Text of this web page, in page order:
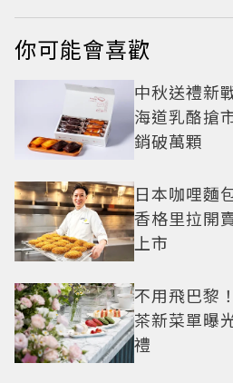
你可能會喜歡
中秋送禮新
海道乳酪搶
銷破萬顆
日本咖哩麵
香格里拉開
上市
不用飛巴黎
茶新菜單曝
禮